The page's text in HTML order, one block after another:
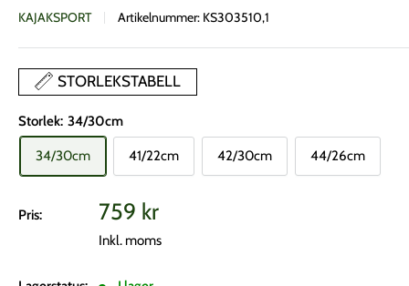
KAJAKSPORT Artikelnummer: KS303510,1
STORLEKSTABELL
Storlek: 34/30cm
34/30cm 41/22cm 42/30cm 44/26cm
Pris:
Vårt
pris
759 kr
Inkl. moms